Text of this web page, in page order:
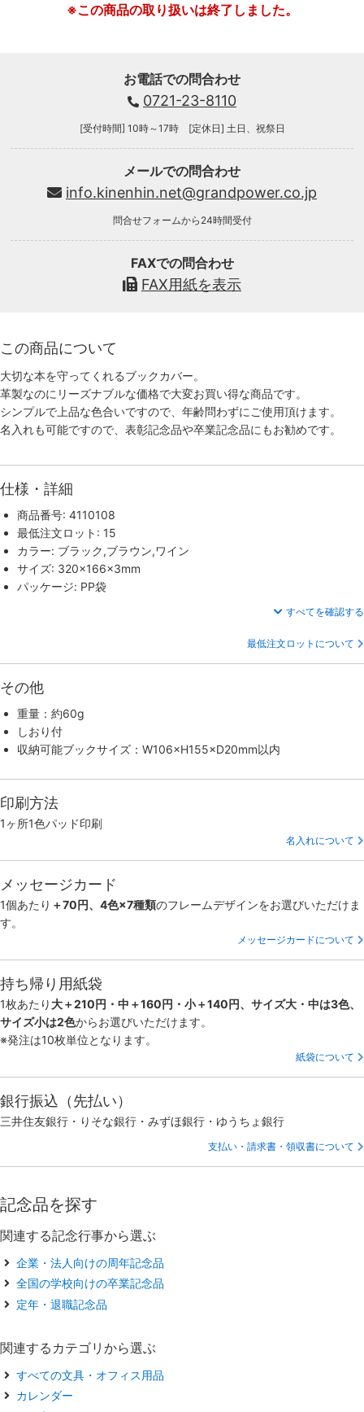
※この商品の取り扱いは終了しました。
お電話での問合わせ
0721-23-8110
[受付時間] 10時～17時 [定休日] 土日、祝祭日
メールでの問合わせ
info.kinenhin.net@grandpower.co.jp
問合せフォームから24時間受付
FAXでの問合わせ
FAX用紙を表示
この商品について
大切な本を守ってくれるブックカバー。
革製なのにリーズナブルな価格で大変お買い得な商品です。
シンプルで上品な色合いですので、年齢問わずにご使用頂けます。
名入れも可能ですので、表彰記念品や卒業記念品にもお勧めです。
仕様・詳細
商品番号: 4110108
最低注文ロット: 15
カラー: ブラック,ブラウン,ワイン
サイズ: 320×166×3mm
パッケージ: PP袋
すべてを確認する
最低注文ロットについて
その他
重量：約60g
しおり付
収納可能ブックサイズ：W106×H155×D20mm以内
印刷方法
1ヶ所1色パッド印刷
名入れについて
メッセージカード
1個あたり ＋70円、4色×7種類のフレームデザインをお選びいただけま
す。
メッセージカードについて
持ち帰り用紙袋
1枚あたり 大＋210円・中＋160円・小＋140円、サイズ大・中は3色、
サイズ小は2色からお選びいただけます。
※発注は10枚単位となります。
紙袋について
銀行振込（先払い）
三井住友銀行・りそな銀行・みずほ銀行・ゆうちょ銀行
支払い・請求書・領収書について
記念品を探す
関連する記念行事から選ぶ
企業・法人向けの周年記念品
全国の学校向けの卒業記念品
定年・退職記念品
関連するカテゴリから選ぶ
すべての文具・オフィス用品
カレンダー